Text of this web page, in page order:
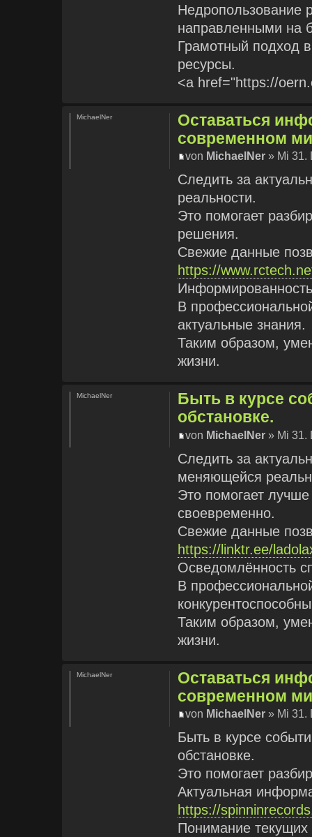
Недропользование
направленными на
Грамотный подход
ресурсы.
<a href="https://
Оставаться
современном
von MichaelNer » Mi 31.
Следить за
реальности.
Это помогает
решения.
Свежие данные
https://
В
актуальные знания.
Таким образом,
жизни.
MichaelNer
Быть в курсе
обстановке.
von MichaelNer » Mi 31.
Следить за
меняющейся
Это помогает лучше
своевременно.
Свежие данные
https://linktr.ee/
Осведомлённость
В
Таким образом,
жизни.
MichaelNer
Оставаться
современном
von MichaelNer » Mi 31.
Быть в курсе
обстановке.
Это помогает
Актуальная
https://
Понимание текущих
MichaelNer